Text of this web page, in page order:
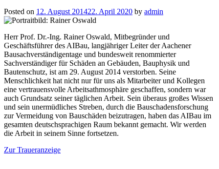
Posted on 12. August 201422. April 2020 by admin
Herr Prof. Dr.-Ing. Rainer Oswald, Mitbegründer und
Geschäftsführer des AIBau, langjähriger Leiter der Aachener
Bausachverständigentage und bundesweit renommierter
Sachverständiger für Schäden an Gebäuden, Bauphysik und
Bautenschutz, ist am 29. August 2014 verstorben. Seine
Menschlichkeit hat nicht nur für uns als Mitarbeiter und Kollegen
eine vertrauensvolle Arbeitsathmosphäre geschaffen, sondern war
auch Grundsatz seiner täglichen Arbeit. Sein überaus großes Wissen
und sein unermüdliches Streben, durch die Bauschadensforschung
zur Vermeidung von Bauschäden beizutragen, haben das AIBau im
gesamten deutschsprachigen Raum bekannt gemacht. Wir werden
die Arbeit in seinem Sinne fortsetzen.
Zur Traueranzeige